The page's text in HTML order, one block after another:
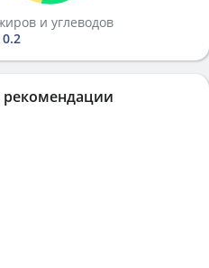
и углеводов
рекомендации